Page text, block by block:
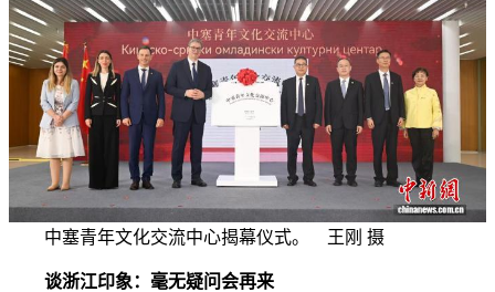
中塞青年文化交流中心揭幕仪式。 王刚 摄
谈浙江印象：毫无疑问会再来